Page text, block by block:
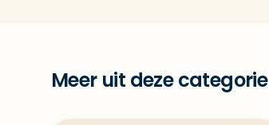
Meer uit deze categorie